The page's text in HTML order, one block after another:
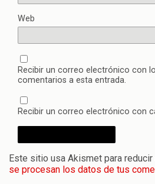
Web
Recibir un correo electrónico con
comentarios a esta entrada.
Recibir un correo electrónico con
Este sitio usa Akismet para reducir
se procesan los datos de tus